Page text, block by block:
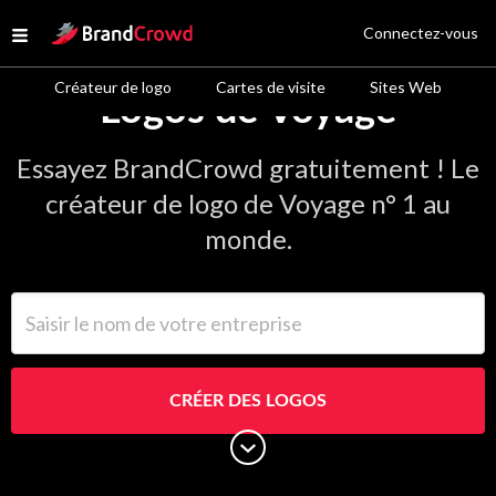
Open menu
Site Logo
Créateur de logo Cartes de visite Sites Web
Connectez-vous
Logos de Voyage
Essayez BrandCrowd gratuitement ! Le
créateur de logo de Voyage n° 1 au
monde.
CRÉER DES LOGOS